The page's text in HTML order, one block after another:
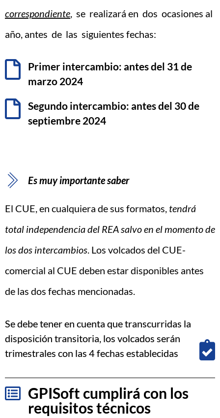
correspondiente, se realizará en dos ocasiones al
año, antes de las siguientes fechas:
Primer intercambio: antes del 31 de
marzo 2024
Segundo intercambio: antes del 30 de
septiembre 2024
Es muy importante saber
El CUE, en cualquiera de sus formatos, tendrá
total independencia del REA salvo en el momento de
los dos intercambios. Los volcados del CUE-
comercial al CUE deben estar disponibles antes
de las dos fechas mencionadas.
Se debe tener en cuenta que transcurridas la
disposición transitoria, los volcados serán
trimestrales con las 4 fechas establecidas
GPISoft cumplirá con los
requisitos técnicos